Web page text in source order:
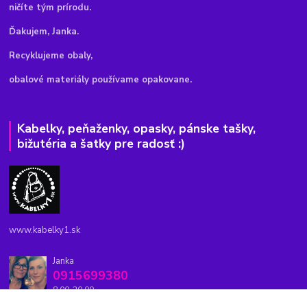
ničíte tým prírodu.
Ďakujem, Janka.
Recyklujeme obaly,
obalové materiály používame opakovane.
Kabelky, peňaženky, opasky, pánske tašky,
bižutéria a šatky pre radosť :)
www.kabelky1.sk
Janka
0915699380